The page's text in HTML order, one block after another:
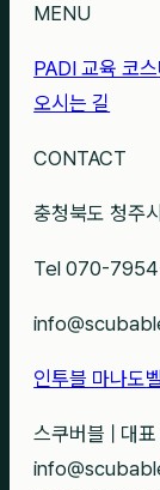
MENU
PADI 교육 코스
오시는 길
CONTACT
충청북도 청주
Tel 070-
인투블 마나도
스쿠버블 대